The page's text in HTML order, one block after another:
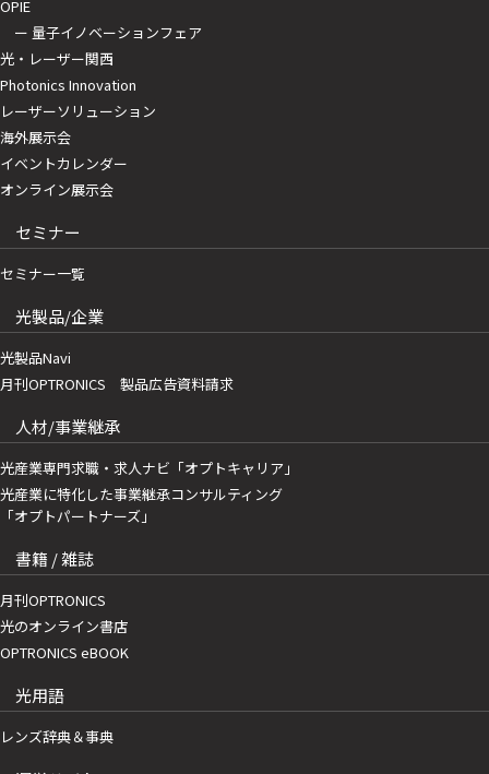
OPIE
ー 量子イノベーションフェア
光・レーザー関西
Photonics Innovation
レーザーソリューション
海外展示会
イベントカレンダー
オンライン展示会
セミナー
セミナー一覧
光製品/企業
光製品Navi
月刊OPTRONICS 製品広告資料請求
人材/事業継承
光産業専門求職・求人ナビ「オプトキャリア」
光産業に特化した事業継承コンサルティング
「オプトパートナーズ」
書籍 / 雑誌
月刊OPTRONICS
光のオンライン書店
OPTRONICS eBOOK
光用語
レンズ辞典＆事典